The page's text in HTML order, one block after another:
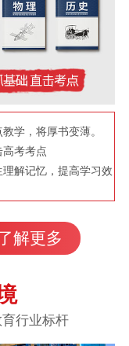
学，将厚书变薄。
考考点
解记忆，提高学习效
解更多
行业标杆